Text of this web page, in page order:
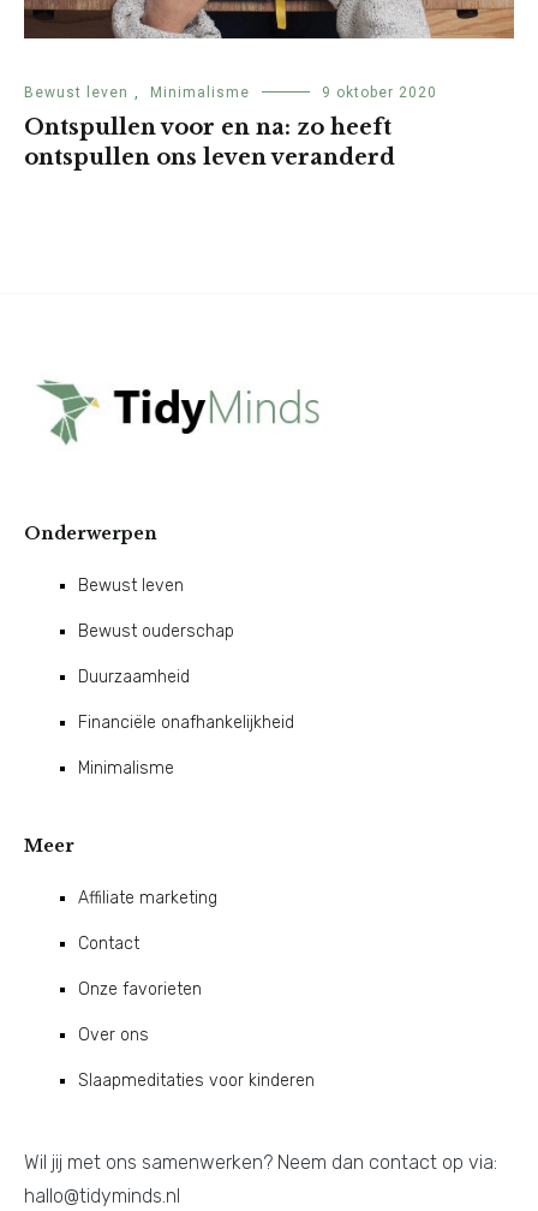
Bewust leven , Minimalisme 9 oktober 2020
Ontspullen voor en na: zo heeft
ontspullen ons leven veranderd
Onderwerpen
Bewust leven
Bewust ouderschap
Duurzaamheid
Financiële onafhankelijkheid
Minimalisme
Meer
Affiliate marketing
Contact
Onze favorieten
Over ons
Slaapmeditaties voor kinderen
Wil jij met ons samenwerken? Neem dan contact op via:
hallo@tidyminds.nl